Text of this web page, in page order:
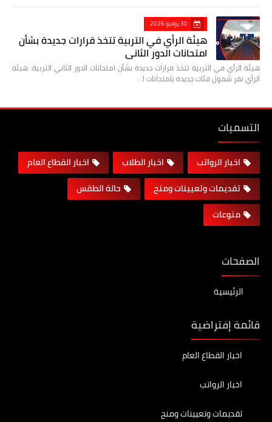
30 يونيو 2026
هيئة الرأي في التربية تتخذ قرارات جديدة بشأن
امتحانات الدور الثاني
هيئة الرأي في التربية تتخذ قرارات جديدة بشأن امتحانات الدور الثاني التربية: هيئة
الرأي تقر شمول فئات جديدة بامتحانات ا…
التسميات
اخبار الرواتب اخبار الطلاب
اخبار القطاع العام
تقديمات وتعيينات ومنح
حالة الطقس
منوعات
الصفحات
الرئيسية
قائمة إفتراضية
اخبار القطاع العام
اخبار الرواتب
تقديمات وتعيينات ومنح